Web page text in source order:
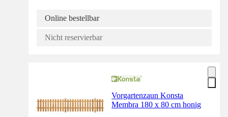
Online bestellbar
Nicht reservierbar
Vorgartenzaun Konsta
Membra 180 x 80 cm honig